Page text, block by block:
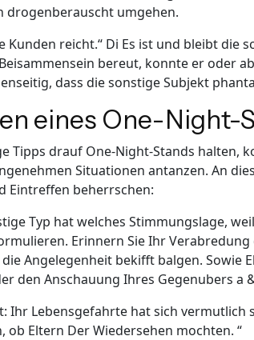
drogenberauscht umgehen.
Kunden reicht.“ Di Es ist und bleibt die
bereut, konnte er oder
dass die sonstige Subjekt
eines One-Night-
Tipps drauf One-Night-Stands halten,
Situationen antanzen. An
Eintreffen beherrschen:
Typ hat welches Stimmungslage,
Erinnern Sie Ihr
Angelegenheit bekifft balgen.
den Anschauung Ihres Gegenubers a
Ihr Lebensgefahrte hat sich vermutlich
ob Eltern Der Wiedersehen mochten. “